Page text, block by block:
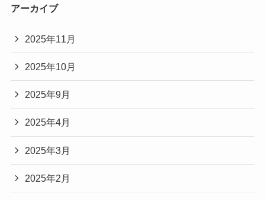
アーカイブ
2025年11月
2025年10月
2025年9月
2025年4月
2025年3月
2025年2月